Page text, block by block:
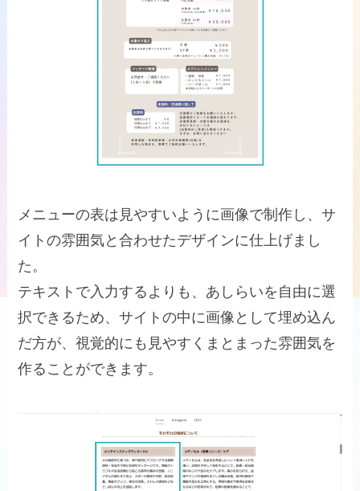
メニューの表は見やすいように画像で制作し、サ
イトの雰囲気と合わせたデザインに仕上げまし
た。
テキストで入力するよりも、あしらいを自由に選
択できるため、サイトの中に画像として埋め込ん
だ方が、視覚的にも見やすくまとまった雰囲気を
作ることができます。